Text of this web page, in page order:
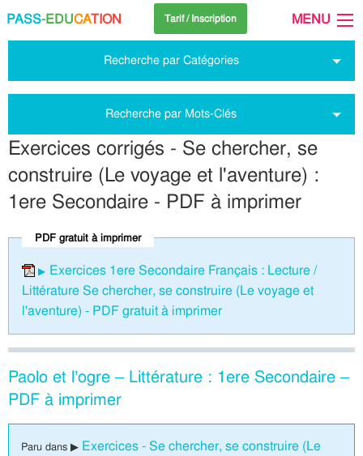
PASS-EDUCATION Tarif / Inscription MENU
Recherche par Catégories
Recherche par Mots-Clés
Exercices corrigés - Se chercher, se
construire (Le voyage et l'aventure) :
1ere Secondaire - PDF à imprimer
PDF gratuit à imprimer
Exercices 1ere Secondaire Français : Lecture /
Littérature Se chercher, se construire (Le voyage et
l'aventure) - PDF gratuit à imprimer
Paolo et l’ogre – Littérature : 1ere Secondaire –
PDF à imprimer
Paru dans ▶ Exercices - Se chercher, se construire (Le